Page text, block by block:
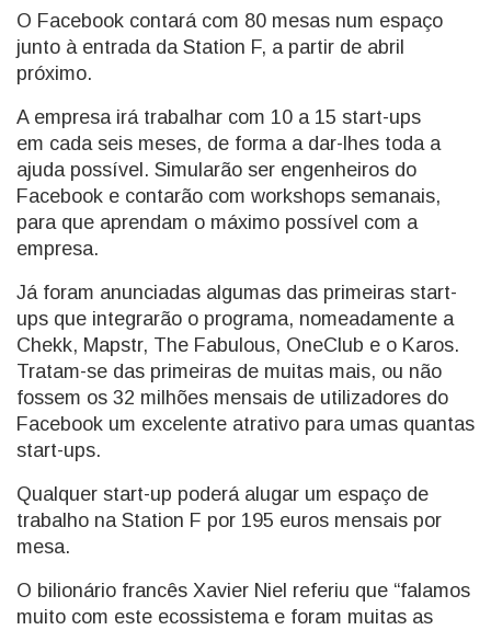
O Facebook contará com 80 mesas num espaço
junto à entrada da Station F, a partir de abril
próximo.
A empresa irá trabalhar com 10 a 15 start-ups
em cada seis meses, de forma a dar-lhes toda a
ajuda possível. Simularão ser engenheiros do
Facebook e contarão com workshops semanais,
para que aprendam o máximo possível com a
empresa.
Já foram anunciadas algumas das primeiras start-
ups que integrarão o programa, nomeadamente a
Chekk, Mapstr, The Fabulous, OneClub e o Karos.
Tratam-se das primeiras de muitas mais, ou não
fossem os 32 milhões mensais de utilizadores do
Facebook um excelente atrativo para umas quantas
start-ups.
Qualquer start-up poderá alugar um espaço de
trabalho na Station F por 195 euros mensais por
mesa.
O bilionário francês Xavier Niel referiu que “falamos
muito com este ecossistema e foram muitas as